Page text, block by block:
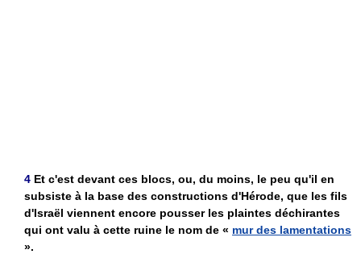
4 Et c'est devant ces blocs, ou, du moins, le peu qu'il en
subsiste à la base des constructions d'Hérode, que les fils
d'Israël viennent encore pousser les plaintes déchirantes
qui ont valu à cette ruine le nom de « mur des lamentations
».